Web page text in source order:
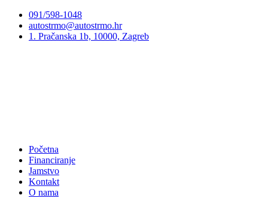
Preskoči
sadržaj
091/598-1048
autostrmo@autostrmo.hr
1. Pračanska 1b, 10000, Zagreb
Početna
Financiranje
Jamstvo
Kontakt
O nama